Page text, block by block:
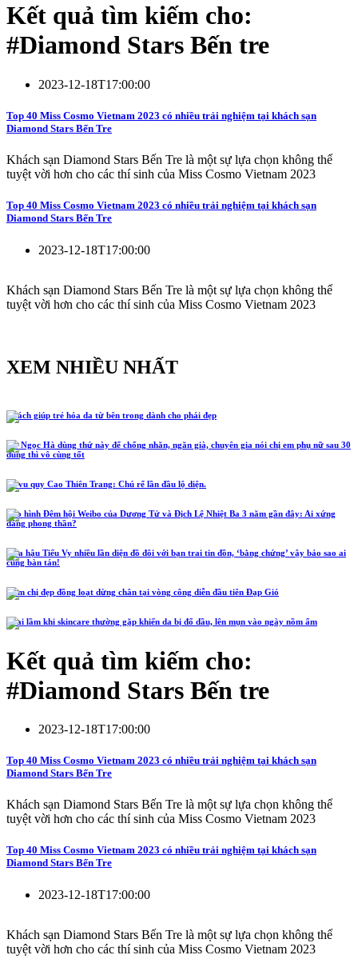
Kết quả tìm kiếm cho:
#Diamond Stars Bến tre
2023-12-18T17:00:00
Top 40 Miss Cosmo Vietnam 2023 có nhiều trải nghiệm tại khách sạn
Diamond Stars Bến Tre
Khách sạn Diamond Stars Bến Tre là một sự lựa chọn không thể
tuyệt vời hơn cho các thí sinh của Miss Cosmo Vietnam 2023
Top 40 Miss Cosmo Vietnam 2023 có nhiều trải nghiệm tại khách sạn
Diamond Stars Bến Tre
2023-12-18T17:00:00
Khách sạn Diamond Stars Bến Tre là một sự lựa chọn không thể
tuyệt vời hơn cho các thí sinh của Miss Cosmo Vietnam 2023
XEM NHIỀU NHẤT
5 cách giúp trẻ hóa da từ bên trong dành cho phái đẹp
Hồ Ngọc Hà dùng thứ này để chống nhăn, ngăn già, chuyên gia nói chị em phụ nữ sau 30
dùng thì vô cùng tốt
Lễ vu quy Cao Thiên Trang: Chú rể lần đầu lộ diện.
Tạo hình Đêm hội Weibo của Dương Tử và Địch Lệ Nhiệt Ba 3 năm gần đây: Ai xứng
đáng phong thần?
Hoa hậu Tiểu Vy nhiều lần diện đồ đôi với bạn trai tin đồn, ‘bằng chứng’ vậy bảo sao ai
cũng bàn tán!
Năm chị đẹp đồng loạt dừng chân tại vòng công diễn đầu tiên Đạp Gió
4 sai lầm khi skincare thường gặp khiến da bị đổ dầu, lên mụn vào ngày nồm ẩm
Kết quả tìm kiếm cho:
#Diamond Stars Bến tre
2023-12-18T17:00:00
Top 40 Miss Cosmo Vietnam 2023 có nhiều trải nghiệm tại khách sạn
Diamond Stars Bến Tre
Khách sạn Diamond Stars Bến Tre là một sự lựa chọn không thể
tuyệt vời hơn cho các thí sinh của Miss Cosmo Vietnam 2023
Top 40 Miss Cosmo Vietnam 2023 có nhiều trải nghiệm tại khách sạn
Diamond Stars Bến Tre
2023-12-18T17:00:00
Khách sạn Diamond Stars Bến Tre là một sự lựa chọn không thể
tuyệt vời hơn cho các thí sinh của Miss Cosmo Vietnam 2023